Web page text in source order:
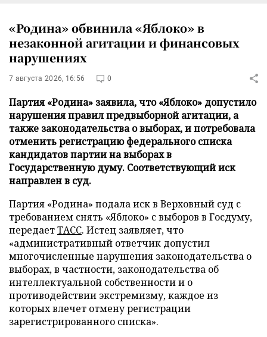
«Родина» обвинила «Яблоко» в
незаконной агитации и финансовых
нарушениях
7 августа 2026, 16:56 0
Партия «Родина» заявила, что «Яблоко» допустило
нарушения правил предвыборной агитации, а
также законодательства о выборах, и потребовала
отменить регистрацию федерального списка
кандидатов партии на выборах в
Государственную думу. Соответствующий иск
направлен в суд.
Партия «Родина» подала иск в Верховный суд с
требованием снять «Яблоко» с выборов в Госдуму,
передаетТАСС. Истец заявляет, что
«административный ответчик допустил
многочисленные нарушения законодательства о
выборах, в частности, законодательства об
интеллектуальной собственности и о
противодействии экстремизму, каждое из
которых влечет отмену регистрации
зарегистрированного списка».